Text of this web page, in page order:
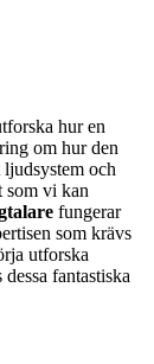
hur en
om hur den
och
som vi kan
fungerar
som krävs
utforska
fantastiska